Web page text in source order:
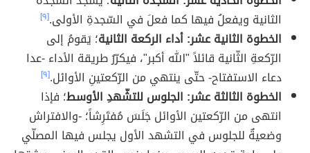
الثانية ويفعلُ فيها كما فعلَ في السّجدةِ الأولى.[٩]
الخطوة الثانية عشر: أداء الركعة الثانية؛ يَقومُ إلى
الرّكعةِ الثّانية قائلاً "الله أكبر"، فيكرّرُ طريقة الأداء -عدا
دعاء الاستفتاح- حتّى ينتهي من الرّكعتينِ الأوائل.[٩]
الخطوة الثالثة عشر: الجلوس للتشّهدِ الأوسط؛ فإذا
انتهى من الرّكعتين الأوائل جَلَسَ مُفتَرِشاً؛ -والافتراش
وضعيةٌ للجلوس في التشهد الأول يجلس فيها المصلّي